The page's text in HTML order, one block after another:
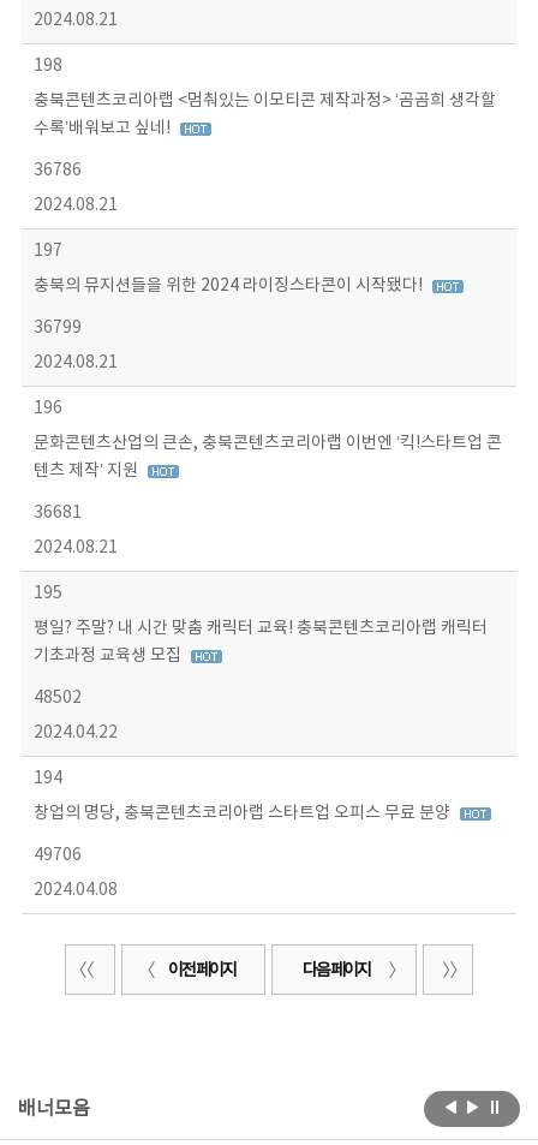
2024.08.21
198
충북콘텐츠코리아랩 <멈춰있는 이모티콘 제작과정> ‘곰곰희 생각할
수록’배워보고 싶네!
36786
2024.08.21
197
충북의 뮤지션들을 위한 2024 라이징스타콘이 시작됐다!
36799
2024.08.21
196
문화콘텐츠산업의 큰손, 충북콘텐츠코리아랩 이번엔 ‘킥!스타트업 콘
텐츠 제작’ 지원
36681
2024.08.21
195
평일? 주말? 내 시간 맞춤 캐릭터 교육! 충북콘텐츠코리아랩 캐릭터
기초과정 교육생 모집
48502
2024.04.22
194
창업의 명당, 충북콘텐츠코리아랩 스타트업 오피스 무료 분양
49706
2024.04.08
이전 페이지 다음 페이지
배너모음